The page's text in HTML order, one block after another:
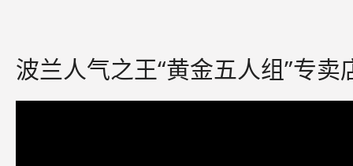
波兰人气之王“黄金五人组”专卖